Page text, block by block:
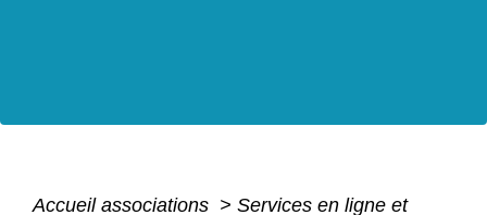
Accueil associations > Services en ligne et